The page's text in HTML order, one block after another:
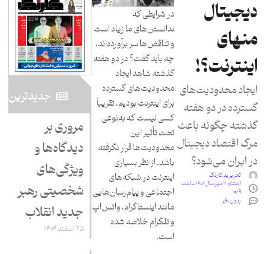
دیجیتال
منهای
اینترنت؟!
ایجاد محدودیت‌های
گسترده در دو هفته
گذشته چگونه باعث
مرگ اقتصاد دیجیتال
در ایران می‌شود؟
تحریریه کارنگ
انتشار:
۱۱ مهر سال ۱۴۰۱ ساعت
۱۰:۱۹
بدون نظر
در شرایطی که
ندانستن‌های ما زیاد است
و تناقض‌ها سر برآورده‌اند،
چه باید گفت؟ در دو هفته
گذشته شاهد ایجاد
محدودیت‌های گسترده
برای اینترنت بودیم. تقریباً
کسی نیست که به‌نوعی
تحت تأثیر این
محدودیت‌ها قرار نگرفته
باشد. از نظر بسیاری
اینترنت در شبکه‌های
اجتماعی و پیام‌رسان‌هایی
مانند اینستاگرام، واتس‌اپ
و تلگرام خلاصه شده
است.
جدید‌ترین
مروری بر
دیدگاه‌ها و
ویژگی‌های
شخصیتی رهبر
جدید انقلاب
۲۵ اسفند ۱۴۰۴